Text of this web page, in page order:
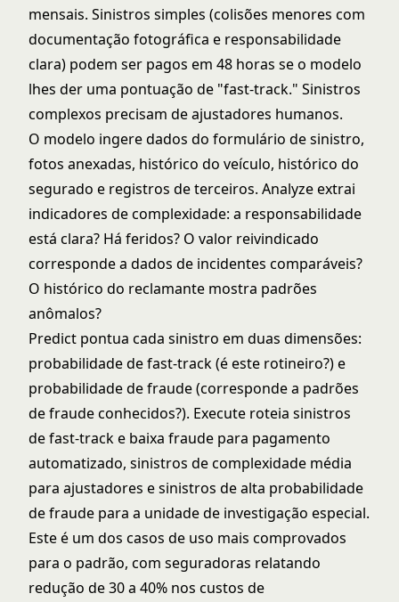
mensais. Sinistros simples (colisões menores com
documentação fotográfica e responsabilidade
clara) podem ser pagos em 48 horas se o modelo
lhes der uma pontuação de "fast-track." Sinistros
complexos precisam de ajustadores humanos.
O modelo ingere dados do formulário de sinistro,
fotos anexadas, histórico do veículo, histórico do
segurado e registros de terceiros. Analyze extrai
indicadores de complexidade: a responsabilidade
está clara? Há feridos? O valor reivindicado
corresponde a dados de incidentes comparáveis?
O histórico do reclamante mostra padrões
anômalos?
Predict pontua cada sinistro em duas dimensões:
probabilidade de fast-track (é este rotineiro?) e
probabilidade de fraude (corresponde a padrões
de fraude conhecidos?). Execute roteia sinistros
de fast-track e baixa fraude para pagamento
automatizado, sinistros de complexidade média
para ajustadores e sinistros de alta probabilidade
de fraude para a unidade de investigação especial.
Este é um dos casos de uso mais comprovados
para o padrão, com seguradoras relatando
redução de 30 a 40% nos custos de